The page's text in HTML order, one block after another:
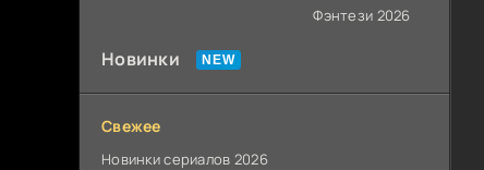
Фэнтези 2026
Новинки
Свежее
Новинки сериалов 2026